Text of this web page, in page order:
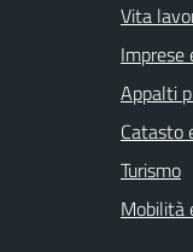
Vita
Imprese
Appalti
Catasto
Turismo
Mobilità